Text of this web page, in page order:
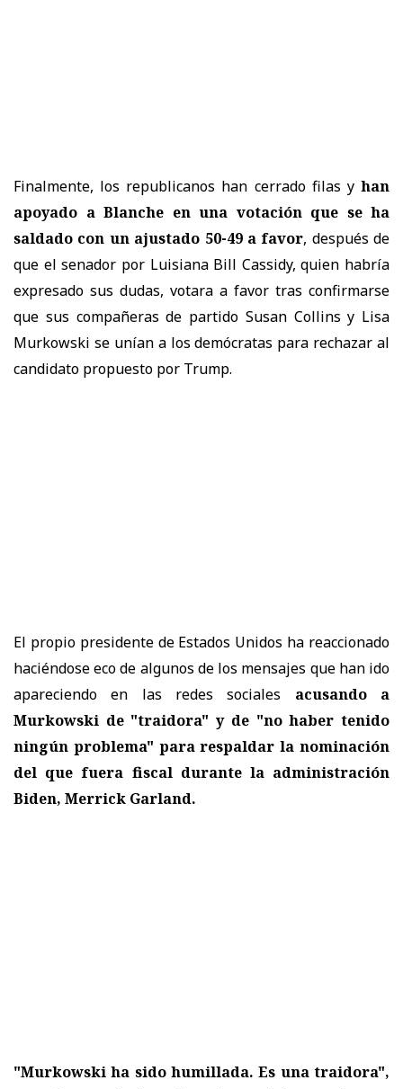
Finalmente, los republicanos han cerrado filas y han
apoyado a Blanche en una votación que se ha
saldado con un ajustado 50-49 a favor, después de
que el senador por Luisiana Bill Cassidy, quien habría
expresado sus dudas, votara a favor tras confirmarse
que sus compañeras de partido Susan Collins y Lisa
Murkowski se unían a los demócratas para rechazar al
candidato propuesto por Trump.
El propio presidente de Estados Unidos ha reaccionado
haciéndose eco de algunos de los mensajes que han ido
apareciendo en las redes sociales acusando a
Murkowski de "traidora" y de "no haber tenido
ningún problema" para respaldar la nominación
del que fuera fiscal durante la administración
Biden, Merrick Garland.
"Murkowski ha sido humillada. Es una traidora",